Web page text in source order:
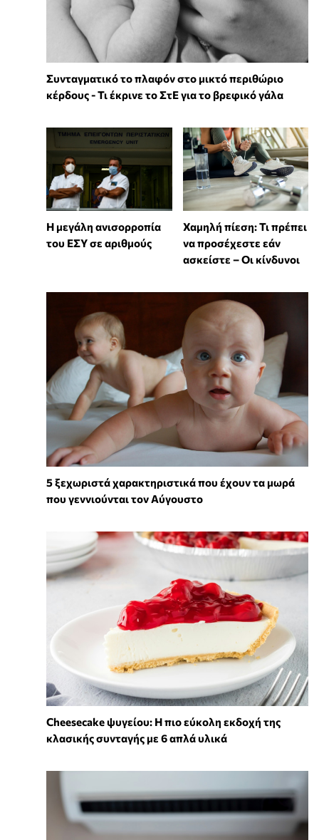
Συνταγματικό το πλαφόν στο μικτό περιθώριο
κέρδους - Τι έκρινε το ΣτΕ για το βρεφικό γάλα
Η μεγάλη ανισορροπία
του ΕΣΥ σε αριθμούς
Χαμηλή πίεση: Τι πρέπει
να προσέχεστε εάν
ασκείστε – Οι κίνδυνοι
5 ξεχωριστά χαρακτηριστικά που έχουν τα μωρά
που γεννιούνται τον Αύγουστο
Cheesecake ψυγείου: Η πιο εύκολη εκδοχή της
κλασικής συνταγής με 6 απλά υλικά